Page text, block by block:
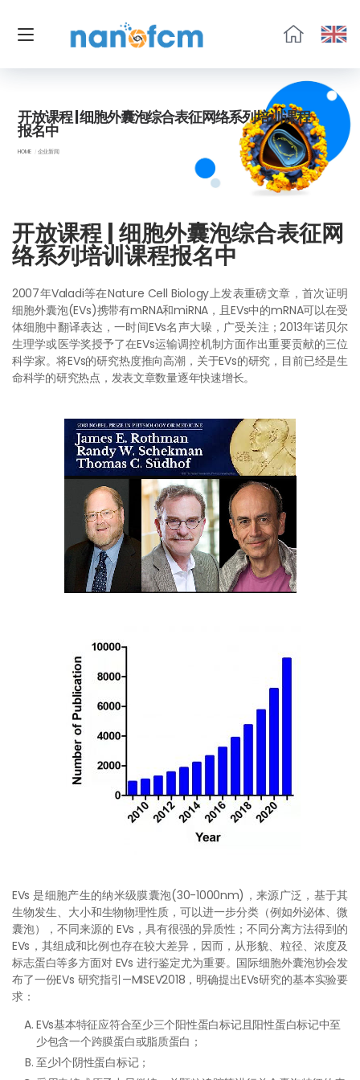
物
开放课程 | 细胞外囊泡综合表征网络系列培训课程
报名中
HOME 企业新闻
开放课程 | 细胞外囊泡综合表征网
络系列培训课程报名中
2007年Valadi等在Nature Cell Biology上发表重磅文章，首次证明
细胞外囊泡(EVs)携带有mRNA和miRNA，且EVs中的mRNA可以在受
体细胞中翻译表达，一时间EVs名声大噪，广受关注；2013年诺贝尔
生理学或医学奖授予了在EVs运输调控机制方面作出重要贡献的三位
科学家。将EVs的研究热度推向高潮，关于EVs的研究，目前已经是生
命科学的研究热点，发表文章数量逐年快速增长。
EVs 是细胞产生的纳米级膜囊泡(30-1000nm)，来源广泛，基于其
生物发生、大小和生物物理性质，可以进一步分类（例如外泌体、微
囊泡），不同来源的 EVs，具有很强的异质性；不同分离方法得到的
EVs，其组成和比例也存在较大差异，因而，从形貌、粒径、浓度及
标志蛋白等多方面对 EVs 进行鉴定尤为重要。国际细胞外囊泡协会发
布了一份EVs 研究指引—MISEV2018，明确提出EVs研究的基本实验要
求：
EVs基本特征应符合至少三个阳性蛋白标记且阳性蛋白标记中至
少包含一个跨膜蛋白或脂质蛋白；
至少1个阴性蛋白标记；